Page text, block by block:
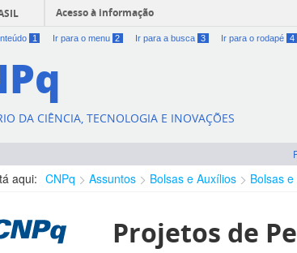
Acesso à informação
1 Ir para o menu 2 Ir para a busca 3 Ir para o rodapé 4
DA CIÊNCIA, TECNOLOGIA E INOVAÇÕES
aqui: CNPq Assuntos Bolsas e Auxílios Bolsas
Projetos de